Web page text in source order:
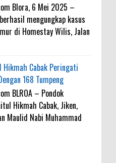
Blora, 6 Mei 2025 –
mengungkap kasus
di Homestay Wilis, Jalan
Hikmah Cabak Peringati
168 Tumpeng
BLROA – Pondok
Hikmah Cabak, Jiken,
Maulid Nabi Muhammad